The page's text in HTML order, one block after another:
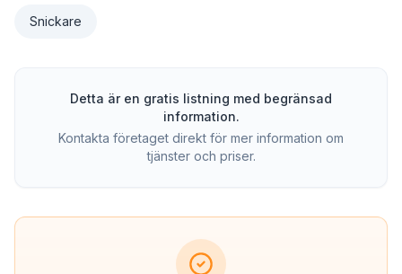
Snickare
Detta är en gratis listning med begränsad
information.
Kontakta företaget direkt för mer information om
tjänster och priser.